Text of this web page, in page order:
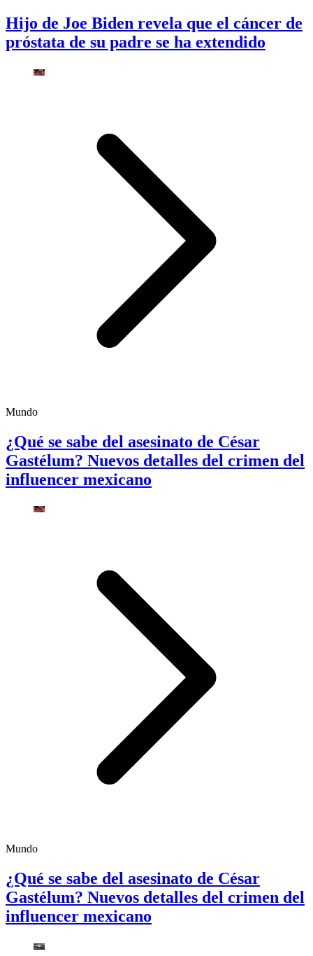
Hijo de Joe Biden revela que el cáncer de
próstata de su padre se ha extendido
Mundo
¿Qué se sabe del asesinato de César
Gastélum? Nuevos detalles del crimen del
influencer mexicano
Mundo
¿Qué se sabe del asesinato de César
Gastélum? Nuevos detalles del crimen del
influencer mexicano